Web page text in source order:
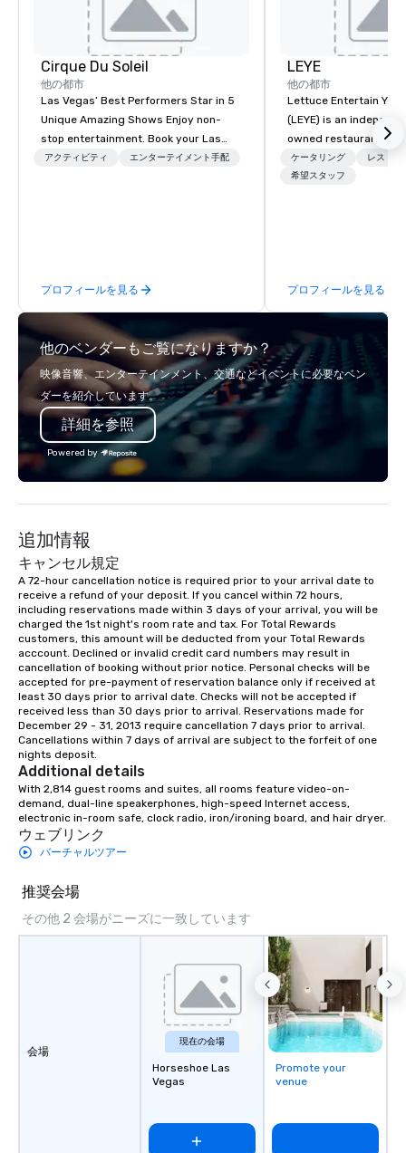
Cirque Du Soleil
他の都市
Las Vegas’ Best Performers Star in 5
Unique Amazing Shows Enjoy non-
stop entertainment. Book your Las
Vegas show tickets.
アクティビティ エンターテイメント手配
プロフィールを見る
LEYE
他の都市
Lettuce Entertain You
(LEYE) is an
owned restaurant
Chicago that owns,
licenses more than
opening of R.J.
thanks to the
at more than 60
from fast casual to
restaurants.
ケータリング
レスト
希望スタッフ
プロフィールを見る
他のベンダーもご覧になりますか？
映像音響、エンターテインメント、交通などイベントに必要なベン
ダーを紹介しています。
詳細を参照
Powered by
追加情報
キャンセル規定
A 72-hour cancellation notice is required prior to your arrival date to
receive a refund of your deposit. If you cancel within 72 hours,
including reservations made within 3 days of your arrival, you will be
charged the 1st night's room rate and tax. For Total Rewards
customers, this amount will be deducted from your Total Rewards
acccount. Declined or invalid credit card numbers may result in
cancellation of booking without prior notice. Personal checks will be
accepted for pre-payment of reservation balance only if received at
least 30 days prior to arrival date. Checks will not be accepted if
received less than 30 days prior to arrival. Reservations made for
December 29 - 31, 2013 require cancellation 7 days prior to arrival.
Cancellations within 7 days of arrival are subject to the forfeit of one
nights deposit.
Additional details
With 2,814 guest rooms and suites, all rooms feature video-on-
demand, dual-line speakerphones, high-speed Internet access,
electronic in-room safe, clock radio, iron/ironing board, and hair dryer.
ウェブリンク
バーチャルツアー
推奨会場
その他 2 会場がニーズに一致しています
会場
現在の会場
Horseshoe Las
Vegas
Promote your
venue